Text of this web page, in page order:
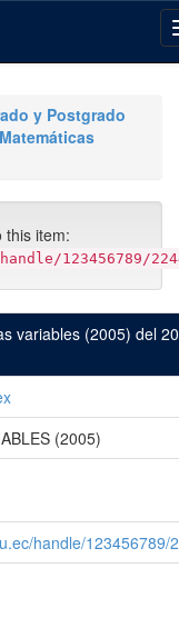
y Postgrado
this item:
123456789/
variables (2005) del
(2005)
handle/123456789/